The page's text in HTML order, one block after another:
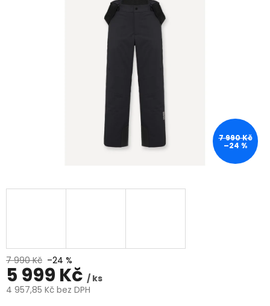
7 990 Kč
–24 %
7 990 Kč –24 %
5 999 Kč / ks
4 957,85 Kč bez DPH